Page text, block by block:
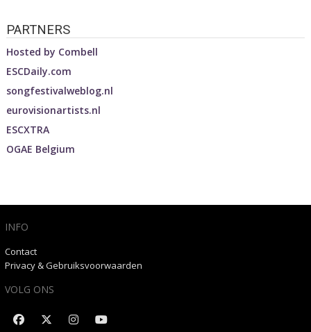
PARTNERS
Hosted by Combell
ESCDaily.com
songfestivalweblog.nl
eurovisionartists.nl
ESCXTRA
OGAE Belgium
INFO
Contact
Privacy & Gebruiksvoorwaarden
VOLG ONS